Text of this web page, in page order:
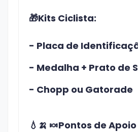
🎁Kits Ciclista:
- Placa de
- Medalha + Prato de
- Chopp ou Gatorade
💧🍌 🍬Pontos de